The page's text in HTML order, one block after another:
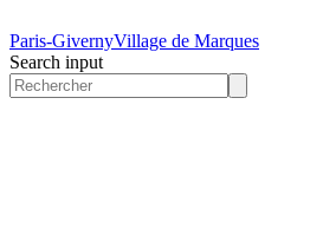
Paris-GivernyVillage de Marques
Search input